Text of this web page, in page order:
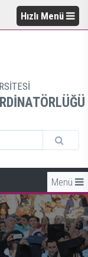
Hızlı Menü
Menü